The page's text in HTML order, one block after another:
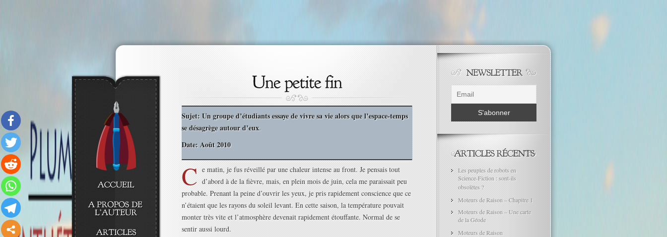
Sujet: Un groupe d’étudiants essaye de vivre sa vie alors que l’espace-temps
se désagrège autour d’eux.
Date: Août 2010
C e matin, je fus réveillé par une chaleur intense au front. Je pensais tout
d’abord à de la fièvre, mais, en plein mois de juin, cela me paraissait peu
probable. Prenant la peine d’ouvrir les yeux, je pris rapidement conscience que ce
n’étaient que les rayons du soleil levant. En cette saison, la température pouvait
monter très vite et l’atmosphère devenait rapidement étouffante. Normal de se
sentir aussi lourd.
Les peuples de robots en
Science-Fiction : sont-ils
obsolètes ?
Moteurs de Raison – Chapitre 1
Moteurs de Raison – Une carte
de la Géode
Moteurs de Raison